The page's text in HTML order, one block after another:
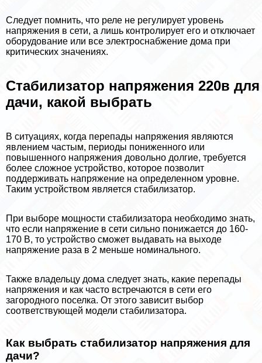
Следует помнить, что реле не регулирует уровень
напряжения в сети, а лишь контролирует его и отключает
оборудование или все электроснабжение дома при
критических значениях.
Стабилизатор напряжения 220в для
дачи, какой выбрать
В ситуациях, когда перепады напряжения являются
явлением частым, периоды пониженного или
повышенного напряжения довольно долгие, требуется
более сложное устройство, которое позволит
поддерживать напряжение на определенном уровне.
Таким устройством является стабилизатор.
При выборе мощности стабилизатора необходимо знать,
что если напряжение в сети сильно понижается до 160-
170 В, то устройство сможет выдавать на выходе
напряжение раза в 2 меньше номинального.
Также владельцу дома следует знать, какие перепады
напряжения и как часто встречаются в сети его
загородного поселка. От этого зависит выбор
соответствующей модели стабилизатора.
Как выбрать стабилизатор напряжения для
дачи?